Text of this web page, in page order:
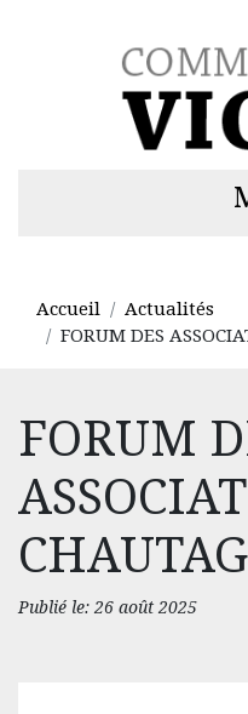
Accueil
Actualités
FORUM DES
FORUM
Publié le: 26 août 2025